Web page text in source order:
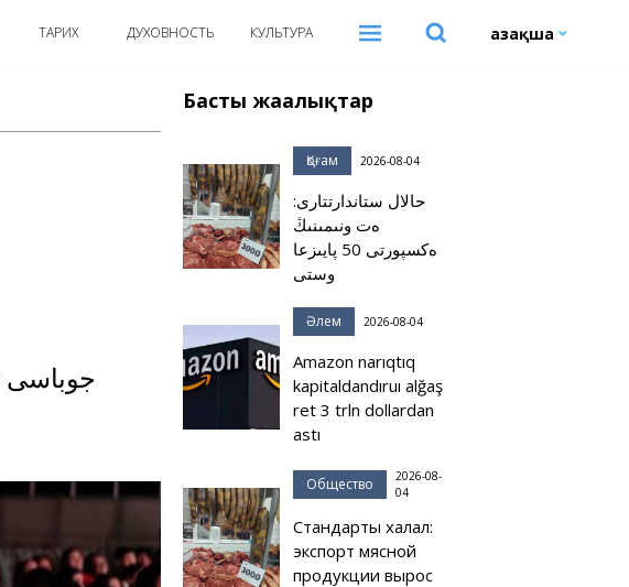
ТАРИХ ДУХОВНОСТЬ КУЛЬТУРА Қазақша
Басты жаңалықтар
Қоғам 2026-08-04
حالال ستاندارتتارى:
ەت ونىمىنىڭ
ەكسپورتى 50 پايىزعا
وستى
Әлем 2026-08-04
Amazon narıqtıq
kapitaldandıruı alğaş
ret 3 trln dollardan
astı
Общество
2026-08-
04
Стандарты халал:
экспорт мясной
продукции вырос